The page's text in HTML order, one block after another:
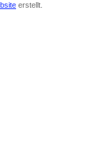
erstellt.